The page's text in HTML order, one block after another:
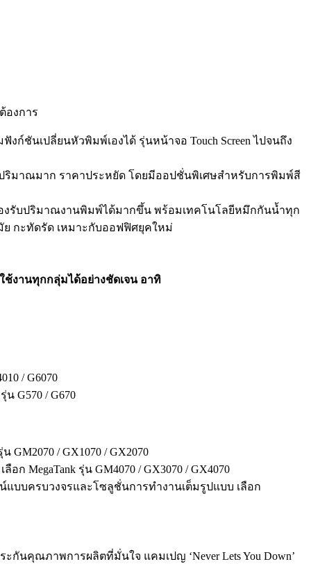
องการ
ก์ชันเปลี่ยนหัวพิมพ์เองได้ รุ่นหน้าจอ Touch Screen ไปจนถึง
ปริมาณมาก ราคาประหยัด โดยมีออปชั่นพิเศษสำหรับการพิมพ์สี
องรับปริมาณงานพิมพ์ได้มากขึ้น พร้อมเทคโนโลยีหมึกกันน้ำทุก
ย กะทัดรัด เหมาะกับออฟฟิศยุคใหม่
ช้งานทุกกลุ่มได้อย่างชัดเจน อาทิ
/ G6070
G570 / G670
/ GX1070 / GX2070
MegaTank รุ่น GM4070 / GX3070 / GX4070
บบครบวงจรและโซลูชั่นการทำงานเต็มรูปแบบ เลือก
คุณภาพการผลิตที่มั่นใจ แคมเปญ ‘Never Lets You Down’